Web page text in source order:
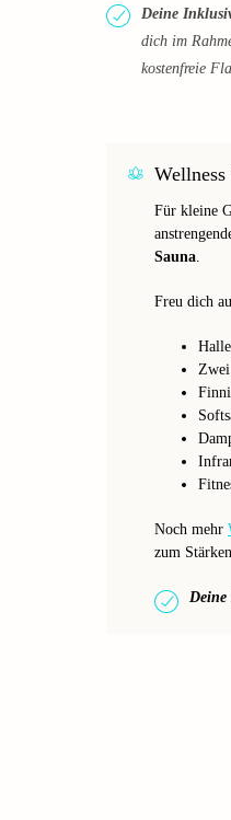
Deine
dich im
kostenfreie
Für kleine
Sauna
Freu dich
Noch mehr
zum